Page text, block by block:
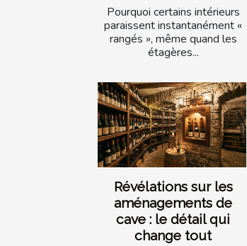
Pourquoi certains intérieurs
paraissent instantanément «
rangés », même quand les
étagères...
Révélations sur les
aménagements de
cave : le détail qui
change tout